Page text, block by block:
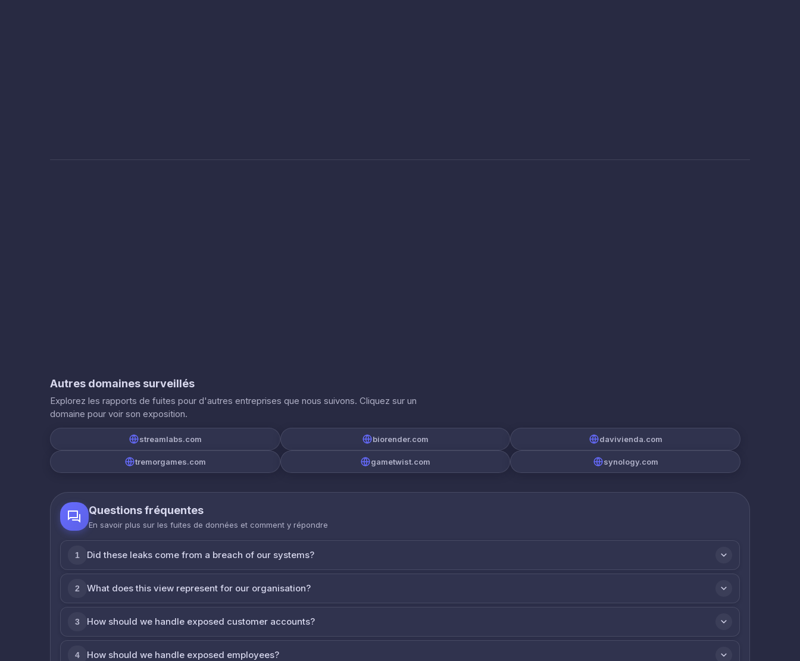
Autres domaines surveillés
Explorez les rapports de fuites pour d'autres entreprises que nous suivons. Cliquez sur un
domaine pour voir son exposition.
streamlabs.com biorender.com davivienda.com
tremorgames.com gametwist.com synology.com
Questions fréquentes
En savoir plus sur les fuites de données et comment y répondre
1 Did these leaks come from a breach of our systems?
2 What does this view represent for our organisation?
3 How should we handle exposed customer accounts?
4 How should we handle exposed employees?